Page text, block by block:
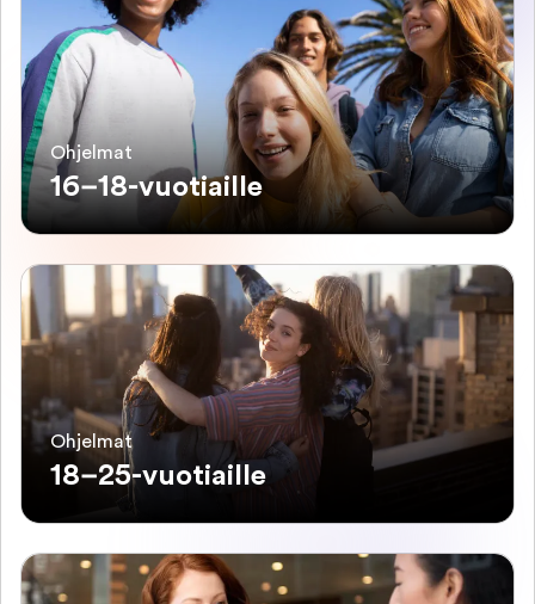
Ohjelmat
16–18-vuotiaille
Ohjelmat
18–25-vuotiaille